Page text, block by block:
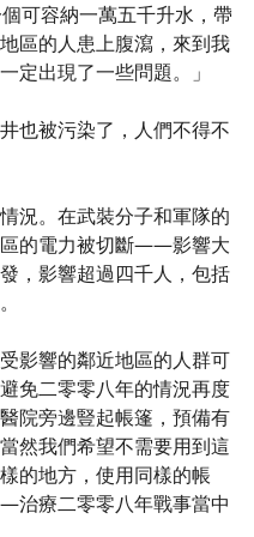
可容納一萬五千升水，帶
區的人患上腹瀉，來到我
定出現了一些問題。」
也被污染了，人們不得不
況。在武裝分子和軍隊的
的電力被切斷——影響大
，影響超過四千人，包括
影響的鄰近地區的人群可
免二零零八年的情況再度
院旁邊豎起帳篷，預備有
然我們希望不需要用到這
的地方，使用同樣的帳
治療二零零八年戰事當中